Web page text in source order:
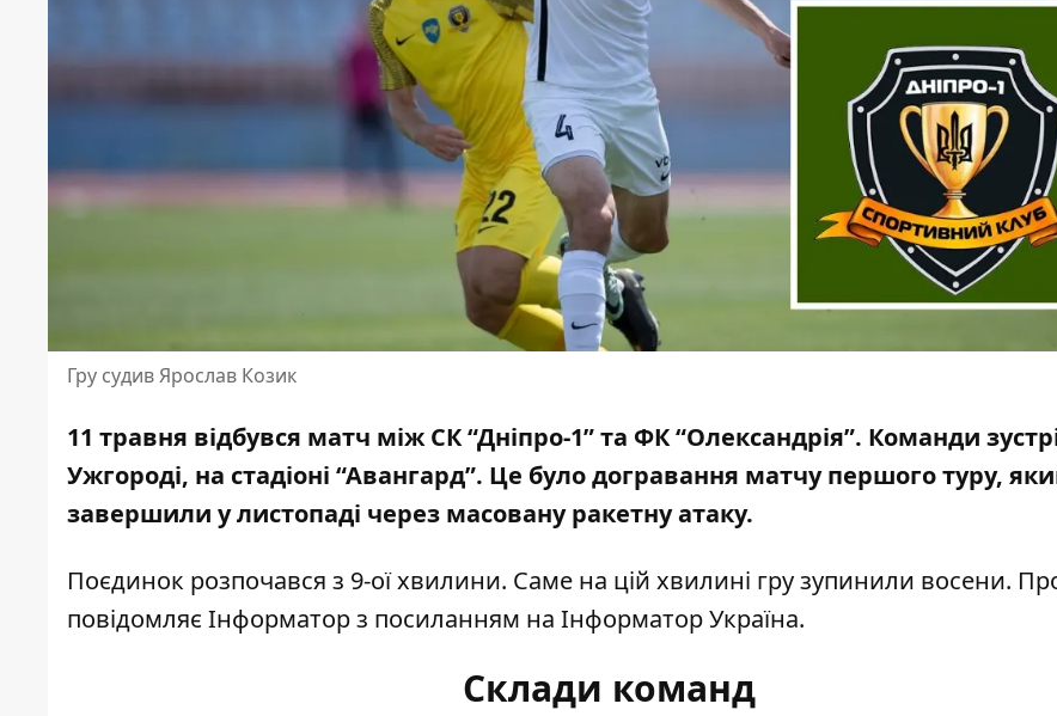
Гру судив Ярослав Козик
11 травня відбувся матч між СК “Дніпро-1” та ФК “Олександрія”. Команди
Ужгороді, на стадіоні “Авангард”. Це було догравання матчу першого туру,
завершили у листопаді через масовану ракетну атаку.
Поєдинок розпочався з 9-ої хвилини. Саме на цій хвилині гру зупинили восени.
повідомляє Інформатор з посиланням на Інформатор Україна.
Склади команд